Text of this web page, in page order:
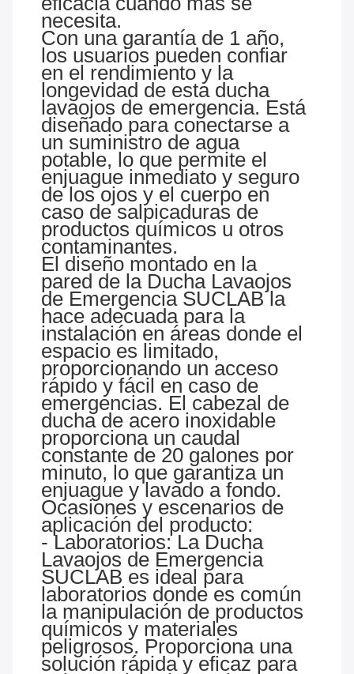
necesita.
Con una garantía de 1 año,
los usuarios pueden confiar
en el rendimiento y la
longevidad de esta ducha
lavaojos de emergencia. Está
diseñado para conectarse a
un suministro de agua
potable, lo que permite el
enjuague inmediato y seguro
de los ojos y el cuerpo en
caso de salpicaduras de
productos químicos u otros
contaminantes.
El diseño montado en la
pared de la Ducha Lavaojos
de Emergencia SUCLAB la
hace adecuada para la
instalación en áreas donde el
espacio es limitado,
proporcionando un acceso
rápido y fácil en caso de
emergencias. El cabezal de
ducha de acero inoxidable
proporciona un caudal
constante de 20 galones por
minuto, lo que garantiza un
enjuague y lavado a fondo.
Ocasiones y escenarios de
aplicación del producto:
- Laboratorios: La Ducha
Lavaojos de Emergencia
SUCLAB es ideal para
laboratorios donde es común
la manipulación de productos
químicos y materiales
peligrosos. Proporciona una
solución rápida y eficaz para